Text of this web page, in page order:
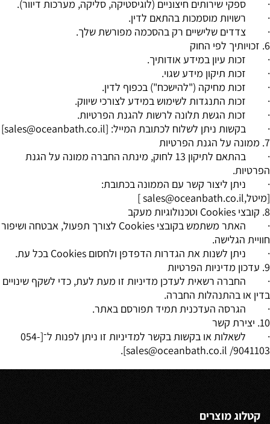
· ספקי שירותים חיצוניים (לוגיסטיקה, סליקה, מערכות דיוור).
· רשויות מוסמכות בהתאם לדין.
· צדדים שלישיים רק בהסכמה מפורשת שלך.
6. זכויותיך לפי החוק
· זכות עיון במידע אודותיך.
· זכות תיקון מידע שגוי.
· זכות מחיקה ("להישכח") בכפוף לדין.
· זכות התנגדות לשימוש במידע לצורכי שיווק.
· זכות הגשת תלונה לרשות להגנת הפרטיות.
· בקשות ניתן לשלוח לכתובת המייל: [sales@oceanbath.co.il]
7. ממונה על הגנת הפרטיות
· בהתאם לתיקון 13 לחוק, מינתה החברה ממונה על הגנת
הפרטיות.
· ניתן ליצור קשר עם הממונה בכתובת:
[מיטל,sales@oceanbath.co.il ]
8. קובצי Cookies וטכנולוגיות מעקב
· האתר משתמש בקובצי Cookies לצורך תפעול, אבטחה ושיפור
חוויית הגלישה.
· ניתן לשנות את הגדרות הדפדפן ולחסום Cookies בכל עת.
9. עדכון מדיניות הפרטיות
· החברה רשאית לעדכן מדיניות זו מעת לעת, כדי לשקף שינויים
בדין או בהתנהלות החברה.
· הגרסה העדכנית תמיד תפורסם באתר.
10. יצירת קשר
· לשאלות או בקשות בקשר למדיניות זו ניתן לפנות ל־[054-
9041103/ sales@oceanbath.co.il].
קטלוג מוצרים